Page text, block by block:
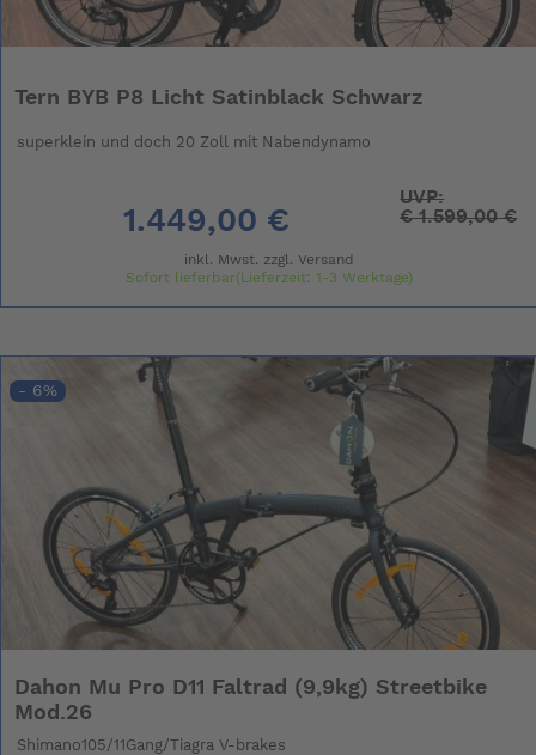
Tern BYB P8 Licht Satinblack Schwarz
superklein und doch 20 Zoll mit Nabendynamo
1.449,00 €
UVP:
€1.599,00 €
inkl. Mwst. zzgl. Versand
Sofort lieferbar(Lieferzeit: 1-3 Werktage)
- 6%
Dahon Mu Pro D11 Faltrad (9,9kg) Streetbike
Mod.26
Shimano105/11Gang/Tiagra V-brakes